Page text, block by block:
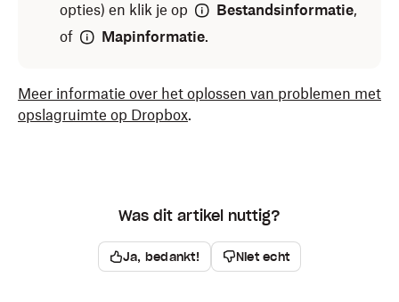
opties) en klik je op
Bestandsinformatie,
of
Mapinformatie.
Meer informatie over het oplossen van problemen met
opslagruimte op Dropbox.
Was dit artikel nuttig?
Ja, bedankt! Niet echt